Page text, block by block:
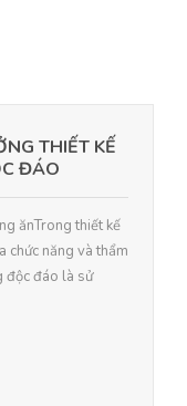
THIẾT KẾ
ĐÁO
ănTrong thiết kế
chức năng và thẩm
độc đáo là sử